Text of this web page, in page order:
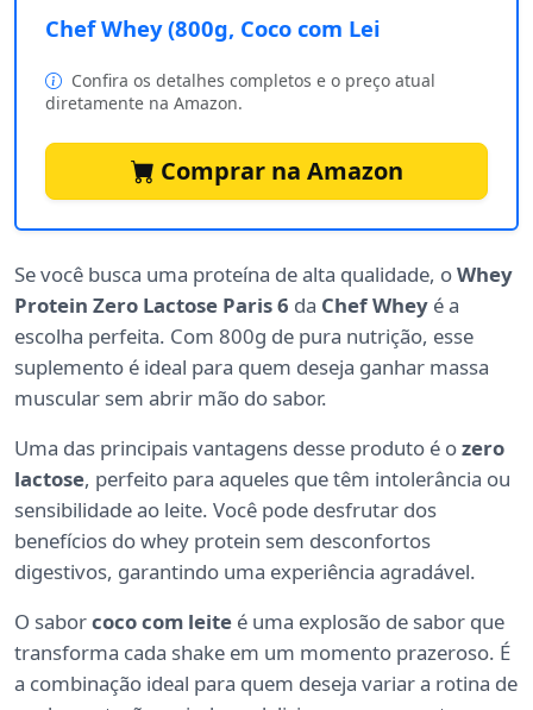
Chef Whey (800g, Coco com Lei
Confira os detalhes completos e o preço atual
diretamente na Amazon.
Comprar na Amazon
Se você busca uma proteína de alta qualidade, oWhey
Protein Zero Lactose Paris 6 da Chef Whey é a
escolha perfeita. Com 800g de pura nutrição, esse
suplemento é ideal para quem deseja ganhar massa
muscular sem abrir mão do sabor.
Uma das principais vantagens desse produto é ozero
lactose, perfeito para aqueles que têm intolerância ou
sensibilidade ao leite. Você pode desfrutar dos
benefícios do whey protein sem desconfortos
digestivos, garantindo uma experiência agradável.
O saborcoco com leite é uma explosão de sabor que
transforma cada shake em um momento prazeroso. É
a combinação ideal para quem deseja variar a rotina de